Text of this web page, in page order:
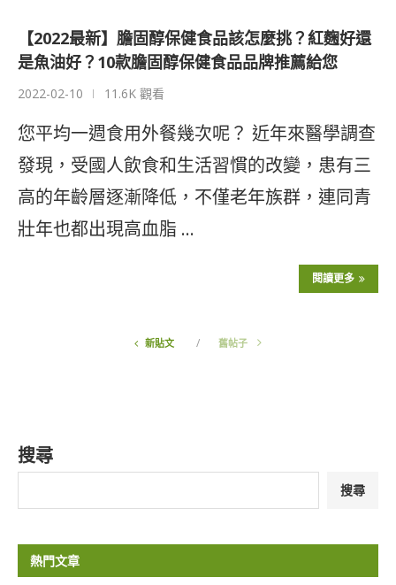
【2022最新】膽固醇保健食品該怎麼挑？紅麴好還
是魚油好？10款膽固醇保健食品品牌推薦給您
2022-02-10 11.6K 觀看
您平均一週食用外餐幾次呢？ 近年來醫學調查
發現，受國人飲食和生活習慣的改變，患有三
高的年齡層逐漸降低，不僅老年族群，連同青
壯年也都出現高血脂 …
閱讀更多
新貼文 舊帖子
搜尋
搜尋
熱門文章